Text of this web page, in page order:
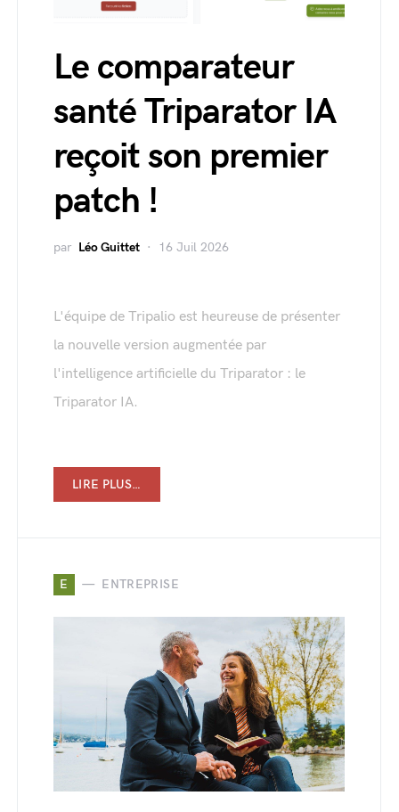
Le comparateur
santé Triparator IA
reçoit son premier
patch !
par Léo Guittet 16 Juil 2026
L'équipe de Tripalio est heureuse de présenter
la nouvelle version augmentée par
l'intelligence artificielle du Triparator : le
Triparator IA.
LIRE PLUS…
E ENTREPRISE